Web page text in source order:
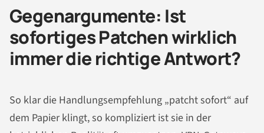
Gegenargumente: Ist
sofortiges Patchen wirklich
immer die richtige Antwort?
So klar die Handlungsempfehlung „patcht sofort“ auf
dem Papier klingt, so kompliziert ist sie in der